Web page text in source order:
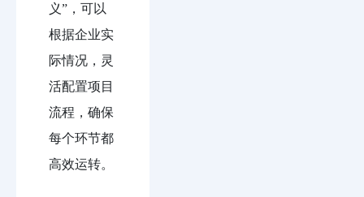
义”，可以
根据企业实
际情况，灵
活配置项目
流程，确保
每个环节都
高效运转。